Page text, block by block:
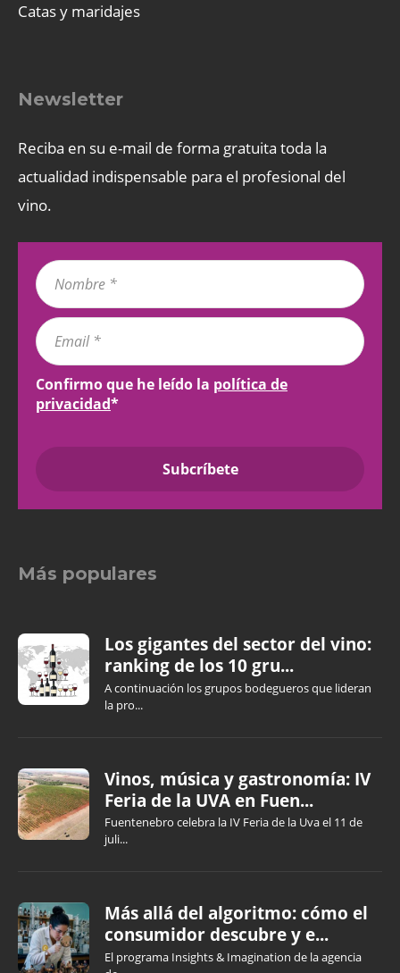
Catas y maridajes
Newsletter
Reciba en su e-mail de forma gratuita toda la
actualidad indispensable para el profesional del
vino.
Confirmo que he leído la política de
privacidad*
Más populares
Los gigantes del sector del vino:
ranking de los 10 gru...
A continuación los grupos bodegueros que lideran
la pro...
Vinos, música y gastronomía: IV
Feria de la UVA en Fuen...
Fuentenebro celebra la IV Feria de la Uva el 11 de
juli...
Más allá del algoritmo: cómo el
consumidor descubre y e...
El programa Insights & Imagination de la agencia